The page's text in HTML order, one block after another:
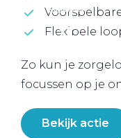
Flexibele
Zo kun je
focussen op je
Bekijk actie